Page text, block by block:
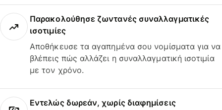
Παρακολούθησε ζωντανές συναλλαγματικές
ισοτιμίες
Αποθήκευσε τα αγαπημένα σου νομίσματα για να
βλέπεις πώς αλλάζει η συναλλαγματική ισοτιμία
με τον χρόνο.
Εντελώς δωρεάν, χωρίς διαφημίσεις